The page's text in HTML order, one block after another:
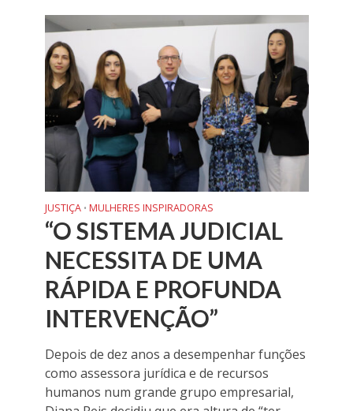
JUSTIÇA • MULHERES INSPIRADORAS
“O SISTEMA JUDICIAL
NECESSITA DE UMA
RÁPIDA E PROFUNDA
INTERVENÇÃO”
Depois de dez anos a desempenhar funções
como assessora jurídica e de recursos
humanos num grande grupo empresarial,